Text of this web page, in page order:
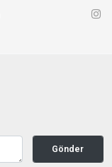
Gönder